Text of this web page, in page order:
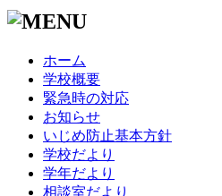
ホーム
学校概要
緊急時の対応
お知らせ
いじめ防止基本方針
学校だより
学年だより
相談室だより